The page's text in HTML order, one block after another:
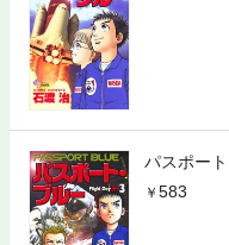
パスポート
583